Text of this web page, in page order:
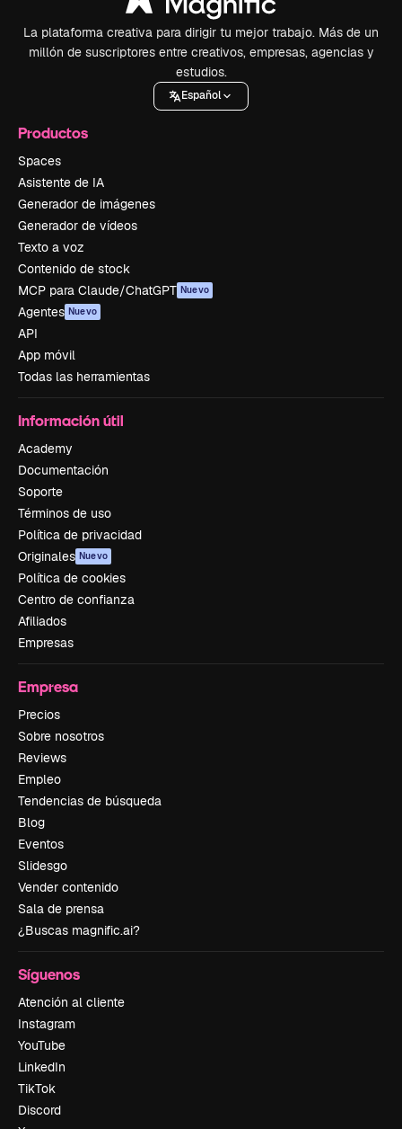
La plataforma creativa para dirigir tu mejor trabajo. Más de un
millón de suscriptores entre creativos, empresas, agencias y
estudios.
Español
Productos
Spaces
Asistente de IA
Generador de imágenes
Generador de vídeos
Texto a voz
Contenido de stock
MCP para Claude/ChatGPT Nuevo
Agentes Nuevo
API
App móvil
Todas las herramientas
Información útil
Academy
Documentación
Soporte
Términos de uso
Política de privacidad
Originales Nuevo
Política de cookies
Centro de confianza
Afiliados
Empresas
Empresa
Precios
Sobre nosotros
Reviews
Empleo
Tendencias de búsqueda
Blog
Eventos
Slidesgo
Vender contenido
Sala de prensa
¿Buscas magnific.ai?
Síguenos
Atención al cliente
Instagram
YouTube
LinkedIn
TikTok
Discord